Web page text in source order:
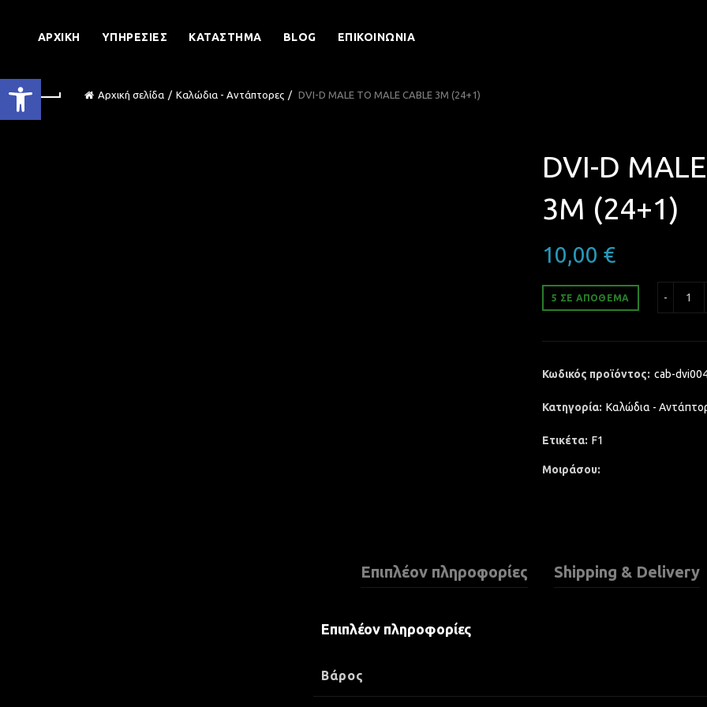
Ανοίξτε τη γραμμή εργαλείων
ΑΡΧΙΚΉ ΥΠΗΡΕΣΊΕΣ ΚΑΤΆΣΤΗΜΑ BLOG ΕΠΙΚΟΙΝΩΝΊΑ
Αρχική σελίδα Καλώδια - Αντάπτορες DVI-D MALE TO MALE CABLE 3M (24+1)
DVI-D
3M (24+1)
10,00 €
5 ΣΕ ΑΠΌΘΕΜΑ
Κωδικός προϊόντος: cab-
Κατηγορία: Καλώδια -
Ετικέτα: F1
Μοιράσου
Επιπλέον πληροφορίες Shipping & Delivery
Επιπλέον πληροφορίες
Βάρος